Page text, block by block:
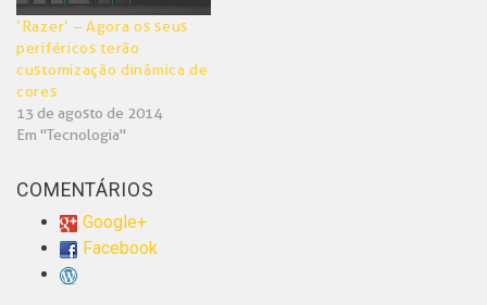
‘Razer’ – Agora os seus
periféricos terão
customização dinâmica de
cores
13 de agosto de 2014
Em "Tecnologia"
COMENTÁRIOS
Google+
Facebook